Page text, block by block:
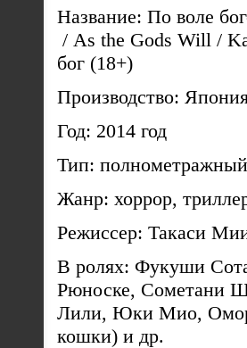
Название: По воле
/ As the Gods Will /
бог (18+)
Производство:
Год: 2014 год
Тип:
Жанр: хоррор,
Режиссер: Такаси
В ролях: Фукуши
Рюноске, Сометани
Лили, Юки Мио,
кошки) и др.